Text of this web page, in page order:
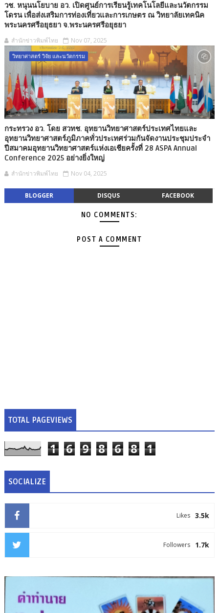
วช. หนุนนโยบาย อว. เปิดศูนย์การเรียนรู้เทคโนโลยีและนวัตกรรม
โดรน เพื่อส่งเสริมการท่องเที่ยวและการเกษตร ณ วิทยาลัยเทคนิค
พระนครศรีอยุธยา จ.พระนครศรีอยุธยา
สำนักข่าวพิมพ์ไทย Nov 07, 2025
วิทยาศาสตร์ วิจัย และนวัตกรรม
กระทรวง อว. โดย สวทช. อุทยานวิทยาศาสตร์ประเทศไทยและ
อุทยานวิทยาศาสตร์ภูมิภาคทั่วประเทศร่วมกันจัดงานประชุมประจำ
ปีสมาคมอุทยานวิทยาศาสตร์แห่งเอเชียครั้งที่ 28 ASPA Annual
Conference 2025 อย่างยิ่งใหญ่
สำนักข่าวพิมพ์ไทย Nov 04, 2025
BLOGGER DISQUS FACEBOOK
NO COMMENTS:
POST A COMMENT
TOTAL PAGEVIEWS
1 6 9 8 6 8 1
SOCIALIZE
3.5k
Likes
1.7k
Followers